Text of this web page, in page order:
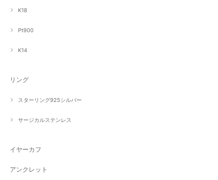
K18
Pt900
K14
リング
スターリング925シルバー
サージカルステンレス
イヤーカフ
アンクレット